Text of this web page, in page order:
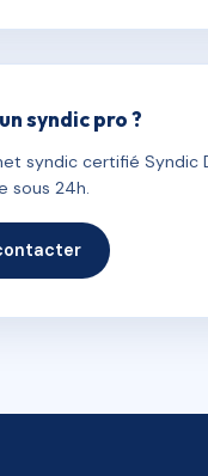
syndic pro ?
syndic certifié Syndic
sous 24h.